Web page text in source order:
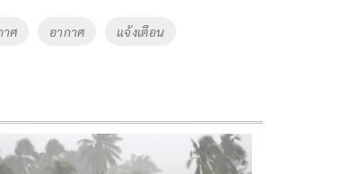
ศ อากาศ แจ้งเตือน